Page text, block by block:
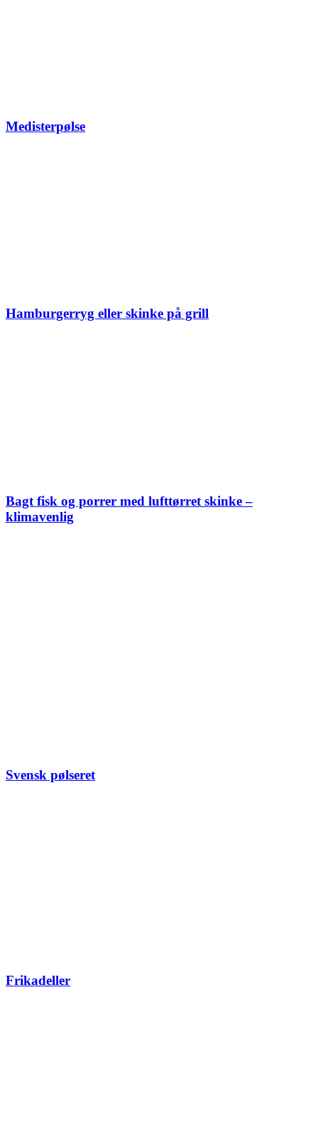
Medisterpølse
Hamburgerryg eller skinke på grill
Bagt fisk og porrer med lufttørret skinke –
klimavenlig
Svensk pølseret
Frikadeller